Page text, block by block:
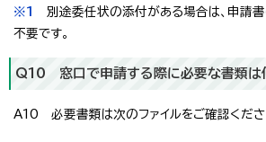
※1 別途委任状の添付がある場合は、申請
不要です。
Q10 窓口で申請する際に必要な書類は
A10 必要書類は次のファイルをご確認くださ